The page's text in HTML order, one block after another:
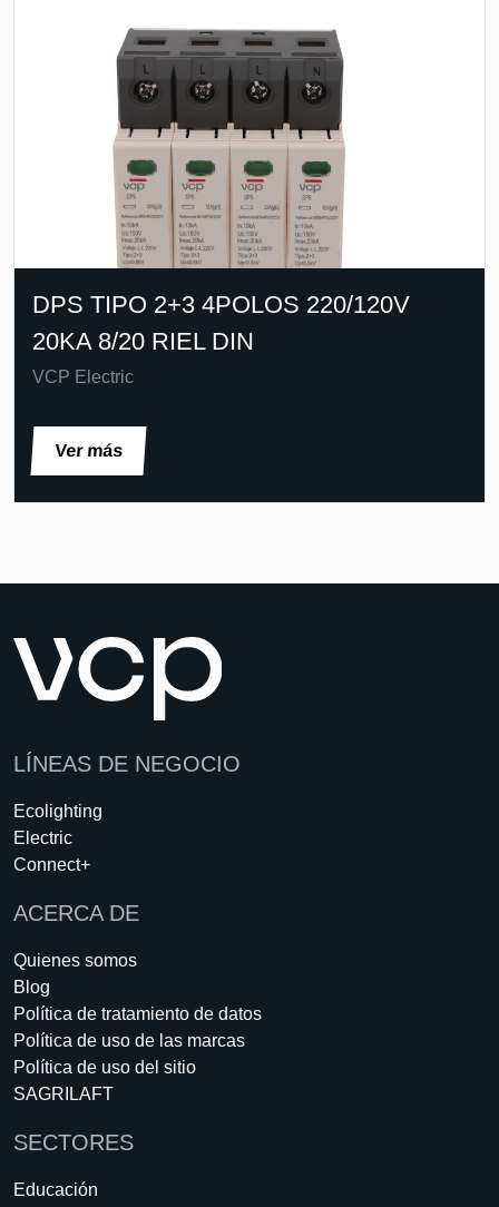
DPS TIPO 2+3 4POLOS 220/120V
20KA 8/20 RIEL DIN
VCP Electric
Ver más
LÍNEAS DE NEGOCIO
Ecolighting
Electric
Connect+
ACERCA DE
Quienes somos
Blog
Política de tratamiento de datos
Política de uso de las marcas
Política de uso del sitio
SAGRILAFT
SECTORES
Educación